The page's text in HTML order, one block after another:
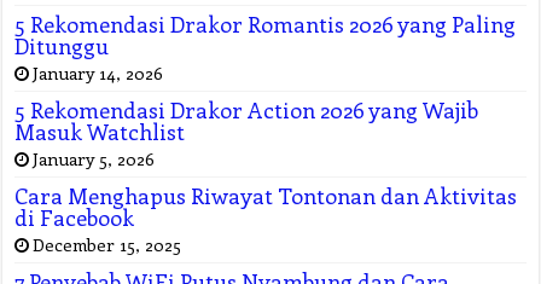
5 Rekomendasi Drakor Romantis 2026 yang Paling
Ditunggu
January 14, 2026
5 Rekomendasi Drakor Action 2026 yang Wajib
Masuk Watchlist
January 5, 2026
Cara Menghapus Riwayat Tontonan dan Aktivitas
di Facebook
December 15, 2025